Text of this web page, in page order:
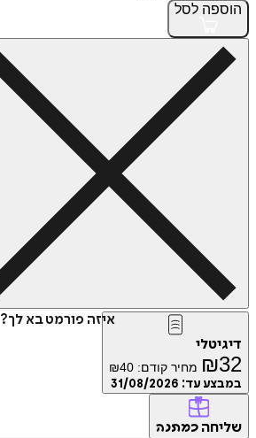
הוספה לסל
איזה פורמט בא לך?
דיגיטלי
₪32 מחיר קודם: ₪40
במבצע עד: 31/08/2026
שליחה כמתנה